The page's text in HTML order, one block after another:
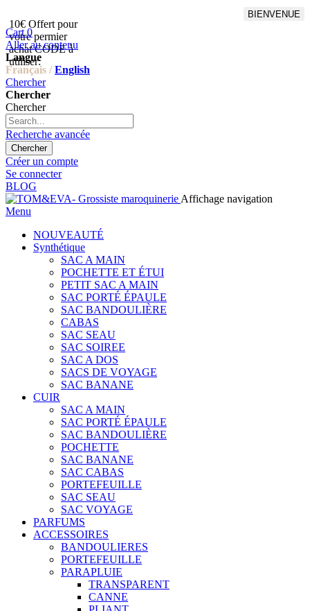
10€ Offert pour
votre permier
achat CODE à
utiliser:
BIENVENUE
Cart 0
Aller au contenu
Langue
Français / English
Chercher
Chercher
Chercher
Recherche avancée
Chercher
Créer un compte
Se connecter
BLOG
Affichage navigation
Menu
NOUVEAUTÉ
Synthétique
SAC A MAIN
POCHETTE ET ÉTUI
PETIT SAC A MAIN
SAC PORTÉ ÉPAULE
SAC BANDOULIÈRE
CABAS
SAC SEAU
SAC SOIREE
SAC A DOS
SACS DE VOYAGE
SAC BANANE
CUIR
SAC A MAIN
SAC PORTÉ ÉPAULE
SAC BANDOULIÈRE
POCHETTE
SAC BANANE
SAC CABAS
PORTEFEUILLE
SAC SEAU
SAC VOYAGE
PARFUMS
ACCESSOIRES
BANDOULIERES
PORTEFEUILLE
PARAPLUIE
TRANSPARENT
CANNE